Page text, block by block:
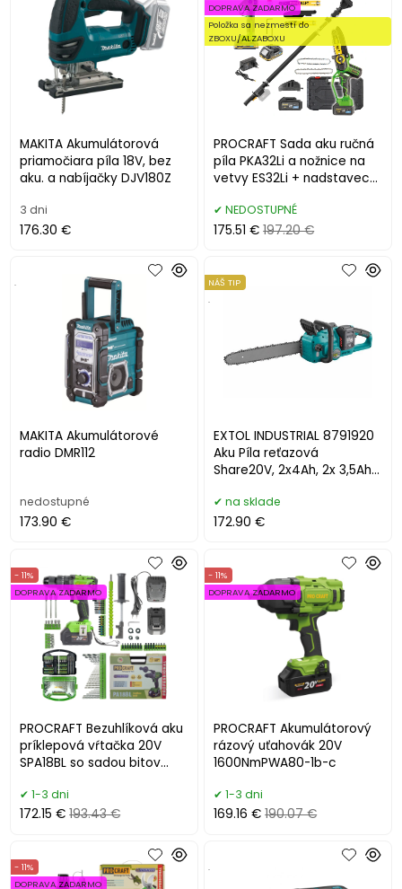
MAKITA Akumulátorová
priamočiara píla 18V, bez
aku. a nabíjačky DJV180Z
3 dni
176.30 €
PROCRAFT Sada aku ručná
píla PKA32Li a nožnice na
vetvy ES32Li + nadstavec
DOPRAVA ZADARMO
Položka sa nezmestí do
ZBOXU/ALZABOXU
NEDOSTUPNÉ
175.51 € 197.20 €
MAKITA Akumulátorové
radio DMR112
.
nedostupné
173.90 €
EXTOL INDUSTRIAL 8791920
Aku Píla reťazová
Share20V, 2x4Ah, 2x 3,5Ah
NÁŠ TIP
.
na sklade
172.90 €
PROCRAFT Bezuhlíková aku
príklepová vŕtačka 20V
SPA18BL so sadou bitov
- 11%
DOPRAVA ZADARMO
1-3 dni
172.15 € 193.43 €
PROCRAFT Akumulátorový
rázový uťahovák 20V
1600NmPWA80-1b-c
- 11%
DOPRAVA ZADARMO
1-3 dni
169.16 € 190.07 €
- 11%
DOPRAVA ZADARMO
.